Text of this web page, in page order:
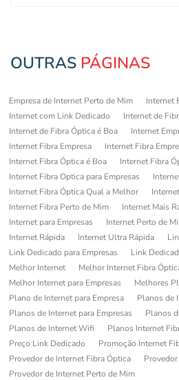
OUTRAS PÁGINAS
Empresa de Internet Perto de Mim
Internet
Internet com Link Dedicado
Internet de
Internet de Fibra Óptica é Boa
Internet
Internet Fibra Empresa
Internet Fibra
Internet Fibra Óptica é Boa
Internet Fibra
Internet Fibra Optica para Empresas
Internet Fibra Óptica Qual a Melhor
Internet Fibra Perto de Mim
Internet Mais
Internet para Empresas
Internet Perto de
Internet Rápida
Internet Ultra Rápida
Link Dedicado para Empresas
Link
Melhor Internet
Melhor Internet Fibra
Melhor Internet para Empresas
Melhores
Plano de Internet para Empresa
Planos de
Planos de Internet para Empresas
Planos
Planos de Internet Wifi
Planos Internet
Preço Link Dedicado
Promoção Internet
Provedor de Internet Fibra Óptica
Provedor de Internet Perto de Mim